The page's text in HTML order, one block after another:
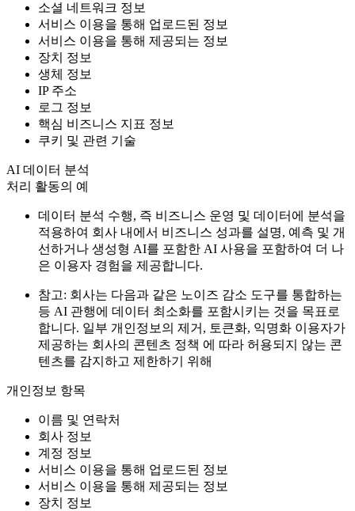
소셜 네트워크 정보
서비스 이용을 통해 업로드된 정보
서비스 이용을 통해 제공되는 정보
장치 정보
생체 정보
IP 주소
로그 정보
핵심 비즈니스 지표 정보
쿠키 및 관련 기술
AI 데이터 분석
처리 활동의 예
데이터 분석 수행, 즉 비즈니스 운영 및 데이터에 분석을
적용하여 회사 내에서 비즈니스 성과를 설명, 예측 및 개
선하거나 생성형 AI를 포함한 AI 사용을 포함하여 더 나
은 이용자 경험을 제공합니다.
참고: 회사는 다음과 같은 노이즈 감소 도구를 통합하는
등 AI 관행에 데이터 최소화를 포함시키는 것을 목표로
합니다. 일부 개인정보의 제거, 토큰화, 익명화 이용자가
제공하는 회사의 콘텐츠 정책 에 따라 허용되지 않는 콘
텐츠를 감지하고 제한하기 위해
개인정보 항목
이름 및 연락처
회사 정보
계정 정보
서비스 이용을 통해 업로드된 정보
서비스 이용을 통해 제공되는 정보
장치 정보